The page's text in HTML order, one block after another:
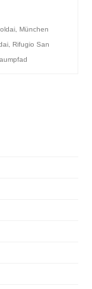
, München
, Rifugio San